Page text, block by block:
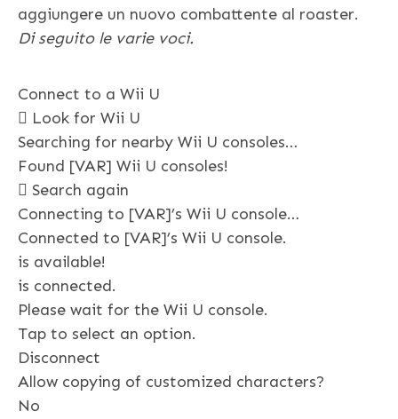
aggiungere un nuovo combattente al roaster.
Di seguito le varie voci.
Connect to a Wii U
 Look for Wii U
Searching for nearby Wii U consoles…
Found [VAR] Wii U consoles!
 Search again
Connecting to [VAR]’s Wii U console…
Connected to [VAR]’s Wii U console.
is available!
is connected.
Please wait for the Wii U console.
Tap to select an option.
Disconnect
Allow copying of customized characters?
No